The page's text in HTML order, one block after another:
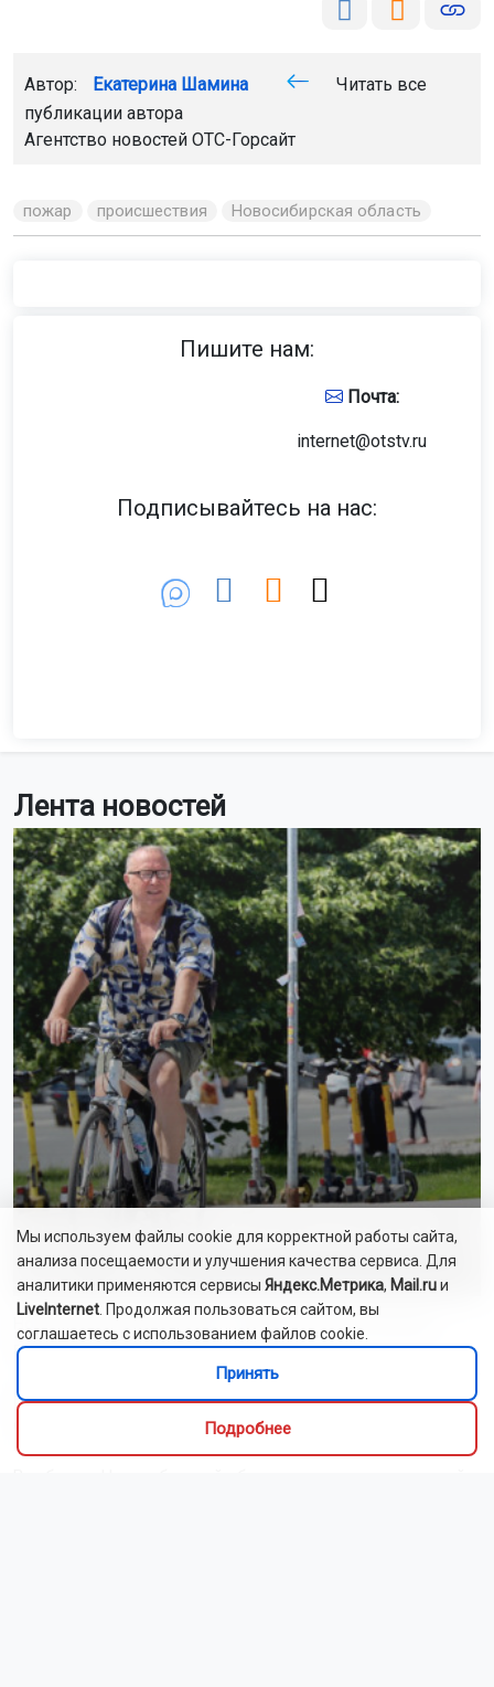
Лента новостей
На Новосибирскую область надвигается 34-
градусный зной
Новосибирцам объяснили, почему летние отключения
горячей воды невозможно отменить
Новосибирских дачников предупредили о штрафе за
Автор: Екатерина Шамина
Читать все
публикации автора
Агентство новостей ОТС-Горсайт
пожар происшествия Новосибирская область
Пишите нам:
Почта:
internet@otstv.ru
Подписывайтесь на нас:
Мы используем файлы cookie для корректной работы сайта,
анализа посещаемости и улучшения качества сервиса. Для
аналитики применяются сервисы Яндекс.Метрика, Mail.ruи
LiveInternet . Продолжая пользоваться сайтом, вы
соглашаетесь с использованием файлов cookie.
Принять
Подробнее